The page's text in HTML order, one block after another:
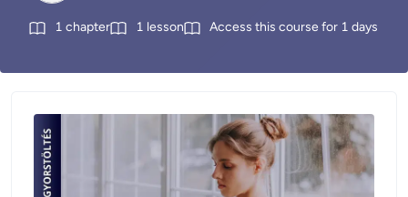
1 chapter 1 lesson Access this course for 1 days